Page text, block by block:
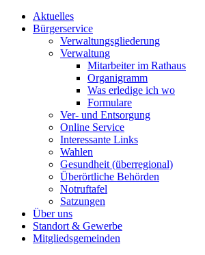
Aktuelles
Bürgerservice
Verwaltungsgliederung
Verwaltung
Mitarbeiter im Rathaus
Organigramm
Was erledige ich wo
Formulare
Ver- und Entsorgung
Online Service
Interessante Links
Wahlen
Gesundheit (überregional)
Überörtliche Behörden
Notruftafel
Satzungen
Über uns
Standort & Gewerbe
Mitgliedsgemeinden